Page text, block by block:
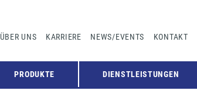
ÜBER UNS KARRIERE NEWS/EVENTS KONTAKT
PRODUKTE DIENSTLEISTUNGEN